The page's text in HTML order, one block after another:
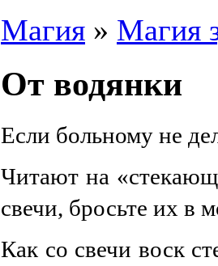
Магия » Магия
От водянки
Если больному не
Читают на
свечи, бросьте их в
Как со свечи воск